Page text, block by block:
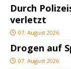
Durch
verletzt
07. August 2026
Drogen auf
07. August 2026